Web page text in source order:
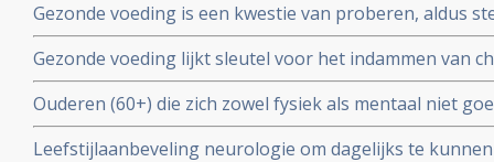
Gezonde voeding is een kwestie van proberen, aldus
collega's in een artikel dat op foodlog verder wordt
Gezonde voeding lijkt sleutel voor het indammen van
internist Yvo Sijpkens,
Ouderen (60+) die zich zowel fysiek als mentaal niet
jaar dit verbeteren door aanpassingen in hun leefstijl
Leefstijlaanbeveling neurologie om dagelijks te